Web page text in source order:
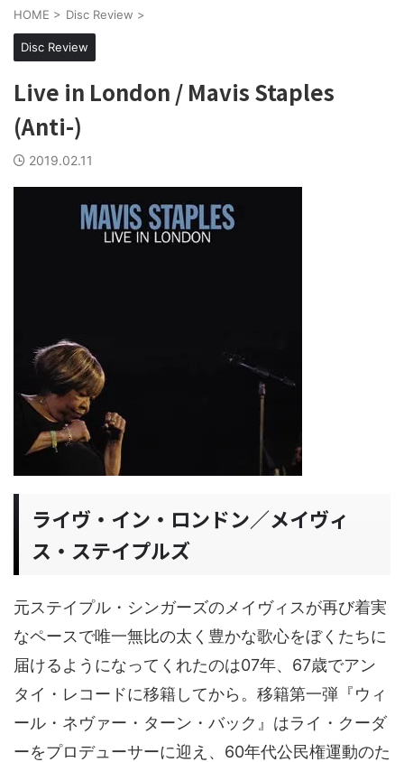
HOME > Disc Review >
Disc Review
Live in London / Mavis Staples
(Anti-)
2019.02.11
ライヴ・イン・ロンドン／メイヴィ
ス・ステイプルズ
元ステイプル・シンガーズのメイヴィスが再び着実
なペースで唯一無比の太く豊かな歌心をぼくたちに
届けるようになってくれたのは07年、67歳でアン
タイ・レコードに移籍してから。移籍第一弾『ウィ
ール・ネヴァー・ターン・バック』はライ・クーダ
ーをプロデューサーに迎え、60年代公民権運動のた